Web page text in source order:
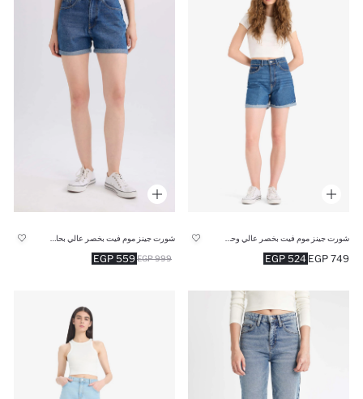
شورت جينز موم فيت بخصر عالي وحافة مطوية
524 EGP 749 EGP
شورت جينز موم فيت بخصر عالي بحافة مطوية
559 EGP 999 EGP